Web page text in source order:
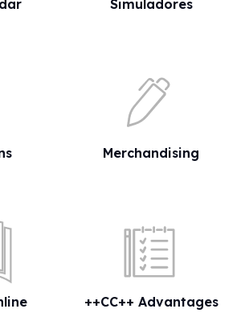
Simuladores
Merchandising
++CC++ Advantages